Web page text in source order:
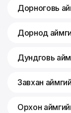
Дорноговь
Дорнод
Дундговь
Завхан
Орхон